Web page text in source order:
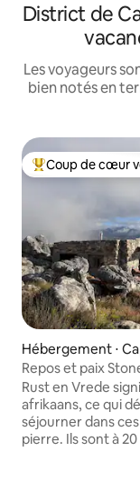
District de
Les voyageurs
bien notés en
Coups de cœur
Coup de cœur
Hébergement ⋅
ands District
Repos et paix
Rust en Vrede
afrikaans, ce qui
séjourner dans
pierre. Ils sont à